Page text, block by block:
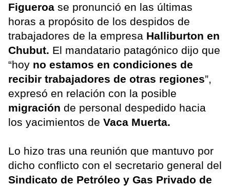
Figueroa se pronunció en las últimas
horas a propósito de los despidos de
trabajadores de la empresa Halliburton en
Chubut. El mandatario patagónico dijo que
“hoy no estamos en condiciones de
recibir trabajadores de otras regiones”,
expresó en relación con la posible
migración de personal despedido hacia
los yacimientos de Vaca Muerta.
Lo hizo tras una reunión que mantuvo por
dicho conflicto con el secretario general del
Sindicato de Petróleo y Gas Privado de